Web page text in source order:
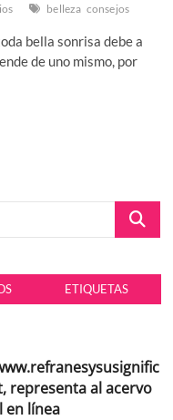
belleza consejos
bella sonrisa debe a
de uno mismo, por
Buscar
ETIQUETAS
representa al acervo
en línea